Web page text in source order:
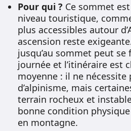
Pour qui ? Ce sommet
niveau touristique,
plus accessibles autour
ascension reste
jusqu’au sommet peut
journée et l’itinéraire est
moyenne : il ne nécessite
d’alpinisme, mais
terrain rocheux et
bonne condition physique
en montagne.